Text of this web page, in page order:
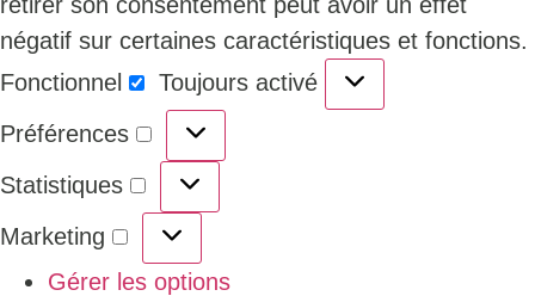
négatif sur certaines caractéristiques et fonctions.
Fonctionnel
Toujours activé
Préférences
Statistiques
Marketing
Gérer les options